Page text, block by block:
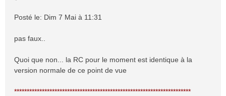
Posté le: Dim 7 Mai à 11:31
pas faux..
Quoi que non... la RC pour le moment est identique à la
version normale de ce point de vue
**********************************************************************